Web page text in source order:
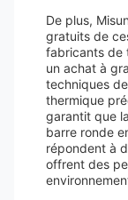
De plus,
gratuits de
fabricants de
un achat à
techniques
thermique
garantit que
barre ronde
répondent à
offrent des